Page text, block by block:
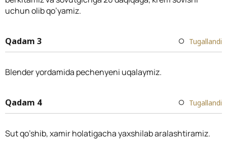
uchun olib qo’yamiz.
Qadam 3 Tugallandi
Blender yordamida pechenyeni uqalaymiz.
Qadam 4 Tugallandi
Sut qo’shib, xamir holatigacha yaxshilab aralashtiramiz.